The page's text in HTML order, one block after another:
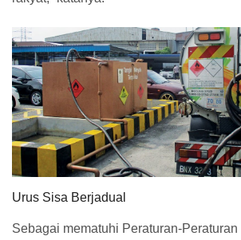
Urus Sisa Berjadual
Sebagai mematuhi Peraturan-